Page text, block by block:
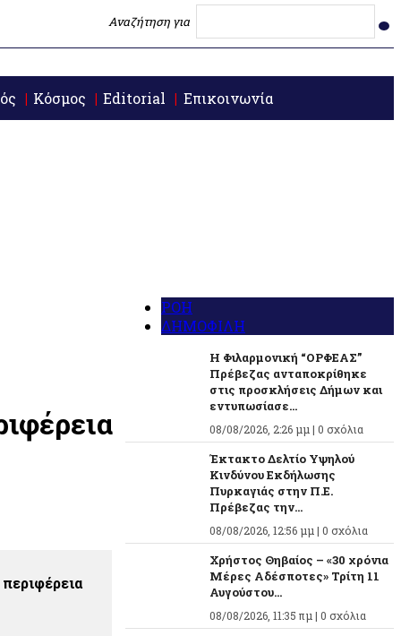
Αναζήτηση για
Κόσμος Editorial Επικοινωνία
ΡΟΗ
ΔΗΜΟΦΙΛΗ
Η Φιλαρμονική “ΟΡΦΕΑΣ”
Πρέβεζας ανταποκρίθηκε
στις προσκλήσεις Δήμων και
εντυπωσίασε...
08/08/2026, 2:26 μμ | 0 σχόλια
Έκτακτο Δελτίο Υψηλού
Κινδύνου Εκδήλωσης
Πυρκαγιάς στην Π.Ε.
Πρέβεζας την...
08/08/2026, 12:56 μμ | 0 σχόλια
Χρήστος Θηβαίος – «30 χρόνια
Μέρες Αδέσποτες» Τρίτη 11
Αυγούστου...
08/08/2026, 11:35 πμ | 0 σχόλια